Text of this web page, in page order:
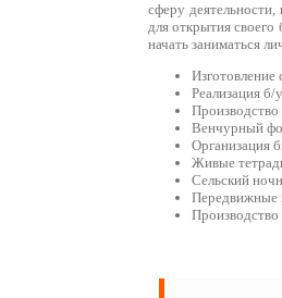
сферу
для открытия
начать заниматься
Изготовление
Реализация б/
Венчурный
Организация
Живые
Сельский
Передвижные
Производство